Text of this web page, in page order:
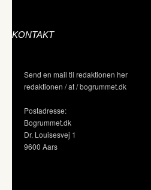
KONTAKT
Send en mail til redaktionen her
redaktionen / at / bogrummet.dk
Postadresse:
Bogrummet.dk
Dr. Louisesvej 1
9600 Aars